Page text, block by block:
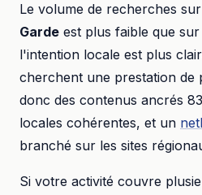
Le volume de recherches sur
Garde est plus faible que sur
l'intention locale est plus
cherchent une prestation de
donc des contenus ancrés
locales cohérentes, et un
branché sur les sites
Si votre activité couvre